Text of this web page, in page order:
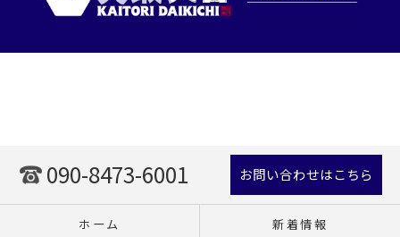
090-8473-6001 お問い合わせはこちら
ホーム 新着情報